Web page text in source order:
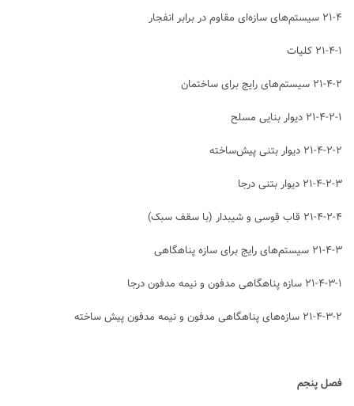
۲۱-۴ سیستم‌های سازه‌ای مقاوم در برابر انفجار
۲۱-۴-۱ کلیات
۲۱-۴-۲ سیستم‌های رایج برای ساختمان‌
۲۱-۴-۲-۱ دیوار بنایی مسلح
۲۱-۴-۲-۲ دیوار بتنی پیش‌ساخته
۲۱-۴-۲-۳ دیوار بتنی درجا
۲۱-۴-۲-۴ قاب‌ قوسی و شیبدار (با سقف سبک)
۲۱-۴-۳ سیستم‌های رایج برای سازه‌ پناهگاهی
۲۱-۴-۳-۱ سازه‌ پناهگاهی مدفون و نیمه مدفون درجا
۲۱-۴-۳-۲ سازه‌های‌ پناهگاهی مدفون و نیمه مدفون پیش ساخته
فصل پنجم